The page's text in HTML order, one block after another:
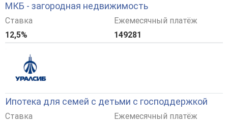
МКБ - загородная недвижимость
Ставка
12,5%
Ежемесячный платёж
149281
Ипотека для семей с детьми с господдержкой
Ставка
Ежемесячный платёж